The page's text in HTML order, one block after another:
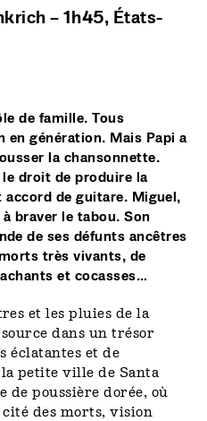
– 1h45, États-
de famille. Tous
en génération. Mais Papi a
la chansonnette.
le droit de produire la
de guitare. Miguel,
braver le tabou. Son
de ses défunts ancêtres
très vivants, de
et cocasses…
et les pluies de la
dans un trésor
éclatantes et de
petite ville de Santa
de poussière dorée, où
cité des morts, vision